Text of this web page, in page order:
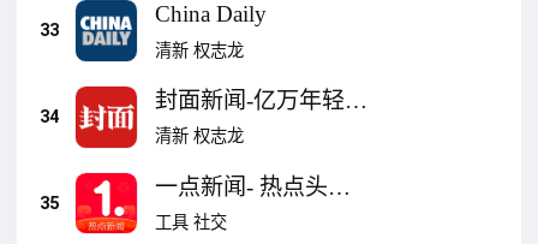
33
China Daily
清新 权志龙
34
封面新闻-亿万年轻人
的生活方式
清新 权志龙
35
一点新闻- 热点头条
新闻app
工具 社交